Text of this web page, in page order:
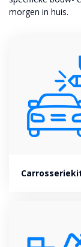
morgen in huis.